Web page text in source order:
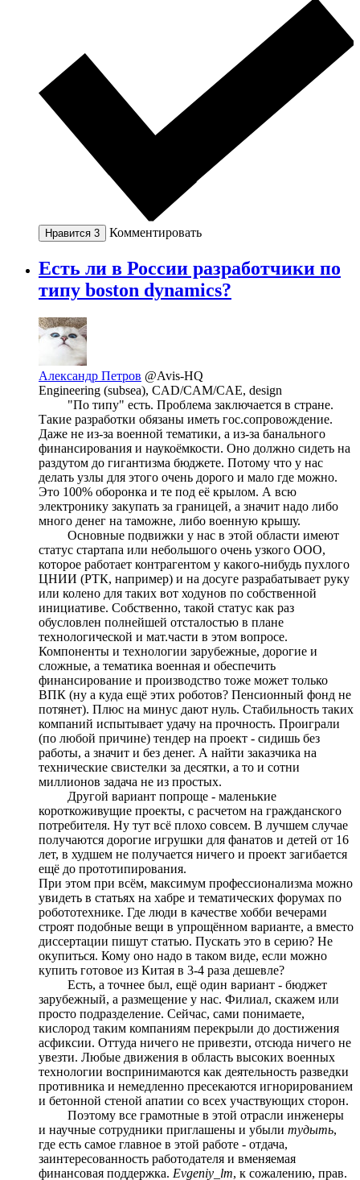
Нравится 3 Комментировать
Есть ли в России разработчики по
типу boston dynamics?
Александр Петров @Avis-HQ
Engineering (subsea), CAD/CAM/CAE, design
"По типу" есть. Проблема заключается в стране.
Такие разработки обязаны иметь гос.сопровождение.
Даже не из-за военной тематики, а из-за банального
финансирования и наукоёмкости. Оно должно сидеть на
раздутом до гигантизма бюджете. Потому что у нас
делать узлы для этого очень дорого и мало где можно.
Это 100% оборонка и те под её крылом. А всю
электронику закупать за границей, а значит надо либо
много денег на таможне, либо военную крышу.
Основные подвижки у нас в этой области имеют
статус стартапа или небольшого очень узкого ООО,
которое работает контрагентом у какого-нибудь пухлого
ЦНИИ (РТК, например) и на досуге разрабатывает руку
или колено для таких вот ходунов по собственной
инициативе. Собственно, такой статус как раз
обусловлен полнейшей отсталостью в плане
технологической и мат.части в этом вопросе.
Компоненты и технологии зарубежные, дорогие и
сложные, а тематика военная и обеспечить
финансирование и производство тоже может только
ВПК (ну а куда ещё этих роботов? Пенсионный фонд не
потянет). Плюс на минус дают нуль. Стабильность таких
компаний испытывает удачу на прочность. Проиграли
(по любой причине) тендер на проект - сидишь без
работы, а значит и без денег. А найти заказчика на
технические свистелки за десятки, а то и сотни
миллионов задача не из простых.
Другой вариант попроще - маленькие
короткоживущие проекты, с расчетом на гражданского
потребителя. Ну тут всё плохо совсем. В лучшем случае
получаются дорогие игрушки для фанатов и детей от 16
лет, в худшем не получается ничего и проект загибается
ещё до прототипирования.
При этом при всём, максимум профессионализма можно
увидеть в статьях на хабре и тематических форумах по
робототехнике. Где люди в качестве хобби вечерами
строят подобные вещи в упрощённом варианте, а вместо
диссертации пишут статью. Пускать это в серию? Не
окупиться. Кому оно надо в таком виде, если можно
купить готовое из Китая в 3-4 раза дешевле?
Есть, а точнее был, ещё один вариант - бюджет
зарубежный, а размещение у нас. Филиал, скажем или
просто подразделение. Сейчас, сами понимаете,
кислород таким компаниям перекрыли до достижения
асфиксии. Оттуда ничего не привезти, отсюда ничего не
увезти. Любые движения в область высоких военных
технологии воспринимаются как деятельность разведки
противника и немедленно пресекаются игнорированием
и бетонной стеной апатии со всех участвующих сторон.
Поэтому все грамотные в этой отрасли инженеры
и научные сотрудники приглашены и убыли тудыть,
где есть самое главное в этой работе - отдача,
заинтересованность работодателя и вменяемая
финансовая поддержка. Evgeniy_lm, к сожалению, прав.